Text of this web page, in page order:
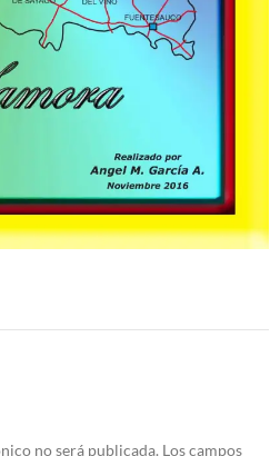
no será publicada. Los campos